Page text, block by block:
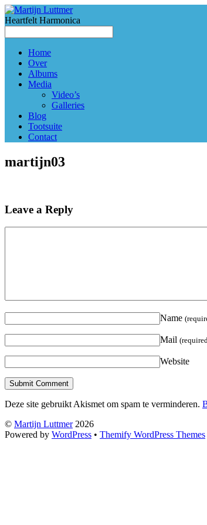
Heartfelt Harmonica
Home
Over
Albums
Media
Video’s
Galleries
Blog
Tootsuite
Contact
martijn03
Leave a Reply
Name
Mail
Website
Deze site gebruikt Akismet om spam te verminderen.
© Martijn Luttmer2026
Powered by WordPress • Themify WordPress Themes